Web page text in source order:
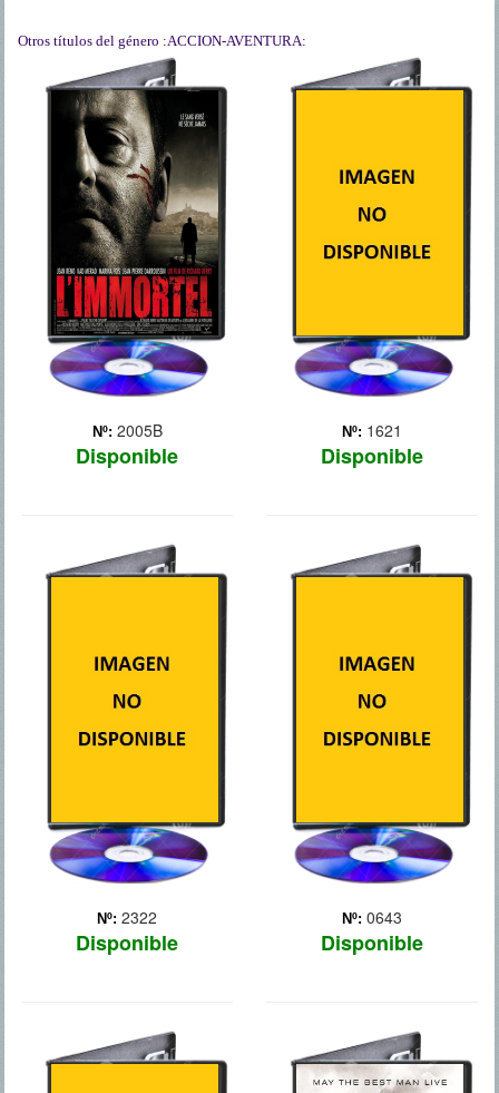
Otros títulos del género :ACCION-AVENTURA:
Nº: 2005B
Disponible
22 BALAS
Antiguo miembro de la
mafia retirado que lleva 3
años viviendo una placida
vida dedicado a su mujer y
a sus hijos. Una mañana,
unos hombres le atacan y
es dado por muerto
después de recibir ... Más
Nº: 1621
Disponible
Bobby Trench (Denzel
Washington), y un oficial de
Michael Stigman (Mark
Wahlberg), consiguen
dólares a la mafia. El
Nº: 2322
Disponible
Guerras médicas (500-479
Temistocles lucha por
conseguir la unidad de las
polis griegas. Él dirige las
tropas griegas que se
Nº: 0643
Disponible
Un corresponsal de guerra
norteamericano, el cámara
nativo georgiano se ven
envueltos en el fuego
cruzado durante el conflicto
bélico entre Rusia y
ASESINOS DE